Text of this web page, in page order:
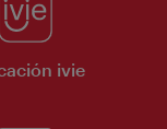
ivie